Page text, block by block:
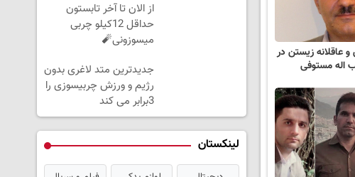
عاقلانه زیستن در
اله مستوفی
از الان تا آخر تابستون
حداقل 12کیلو چربی
میسوزونی🧨
جدیدترین متد لاغری بدون
رژیم و ورزش چربیسوزی را
3برابر می کند
لینکستان